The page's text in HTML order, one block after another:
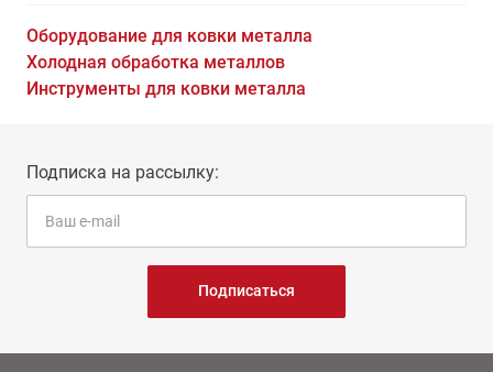
Оборудование для ковки металла
Холодная обработка металлов
Инструменты для ковки металла
Подписка на рассылку:
Подписаться